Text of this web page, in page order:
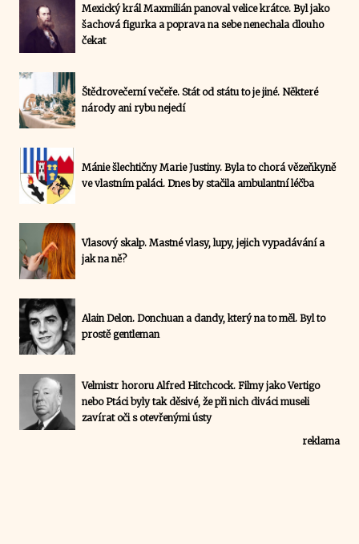
Mexický král Maxmilián panoval velice krátce. Byl jako
šachová figurka a poprava na sebe nenechala dlouho
čekat
Štědrovečerní večeře. Stát od státu to je jiné. Některé
národy ani rybu nejedí
Mánie šlechtičny Marie Justiny. Byla to chorá vězeňkyně
ve vlastním paláci. Dnes by stačila ambulantní léčba
Vlasový skalp. Mastné vlasy, lupy, jejich vypadávání a
jak na ně?
Alain Delon. Donchuan a dandy, který na to měl. Byl to
prostě gentleman
Velmistr hororu Alfred Hitchcock. Filmy jako Vertigo
nebo Ptáci byly tak děsivé, že při nich diváci museli
zavírat oči s otevřenými ústy
reklama